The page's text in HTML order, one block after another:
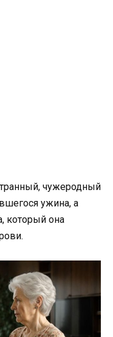
чужеродный
ужина, а
который она